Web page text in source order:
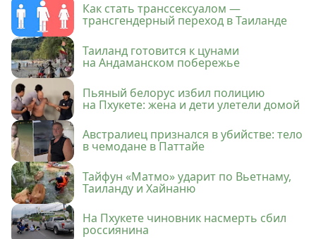
Как стать транссексуалом —
трансгендерный переход в Таиланде
Таиланд готовится к цунами
на Андаманском побережье
Пьяный белорус избил полицию
на Пхукете: жена и дети улетели домой
Австралиец признался в убийстве: тело
в чемодане в Паттайе
Тайфун «Матмо» ударит по Вьетнаму,
Таиланду и Хайнаню
На Пхукете чиновник насмерть сбил
россиянина